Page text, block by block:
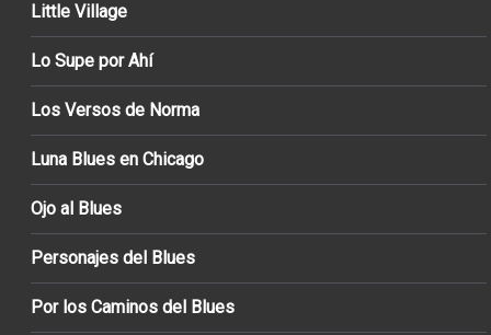
Little Village
Lo Supe por Ahí
Los Versos de Norma
Luna Blues en Chicago
Ojo al Blues
Personajes del Blues
Por los Caminos del Blues